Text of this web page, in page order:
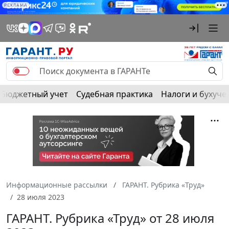
РЕКЛАМА
Бюджетный учет Судебная практика Налоги и
Информационные рассылки
ГАРАНТ. Рубрика «Труд»
28 июля 2023
ГАРАНТ. Рубрика «Труд» от 28 июля